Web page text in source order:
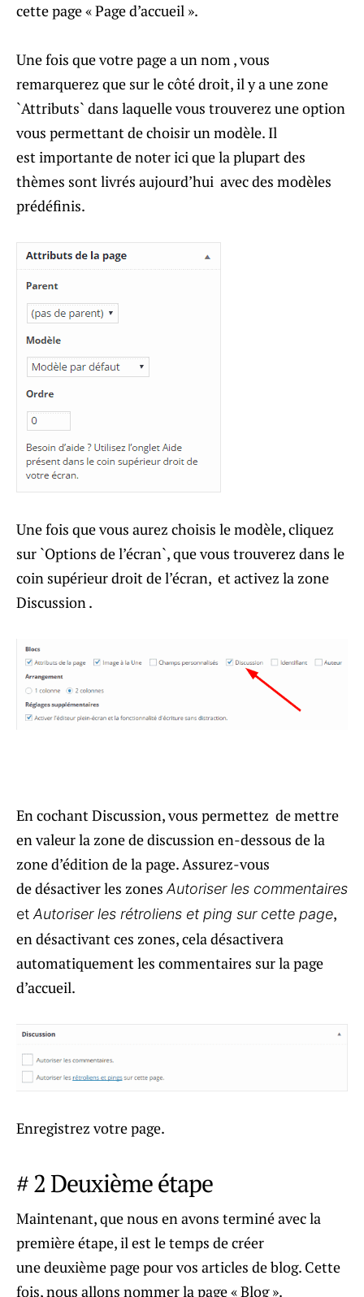
cette page « Page d’accueil ».
Une fois que votre page a un nom , vous
remarquerez que sur le côté droit, il y a une zone
`Attributs` dans laquelle vous trouverez une option
vous permettant de choisir un modèle. Il
est importante de noter ici que la plupart des
thèmes sont livrés aujourd’hui avec des modèles
prédéfinis.
Une fois que vous aurez choisis le modèle, cliquez
sur `Options de l’écran`, que vous trouverez dans le
coin supérieur droit de l’écran, et activez la zone
Discussion .
En cochant Discussion, vous permettez de mettre
en valeur la zone de discussion en-dessous de la
zone d’édition de la page. Assurez-vous
de désactiver les zonesAutoriser les commentaires
etAutoriser les rétroliens et ping sur cette page,
en désactivant ces zones, cela désactivera
automatiquement les commentaires sur la page
d’accueil.
Enregistrez votre page.
# 2 Deuxième étape
Maintenant, que nous en avons terminé avec la
première étape, il est le temps de créer
une deuxième page pour vos articles de blog. Cette
fois, nous allons nommer la page « Blog ».